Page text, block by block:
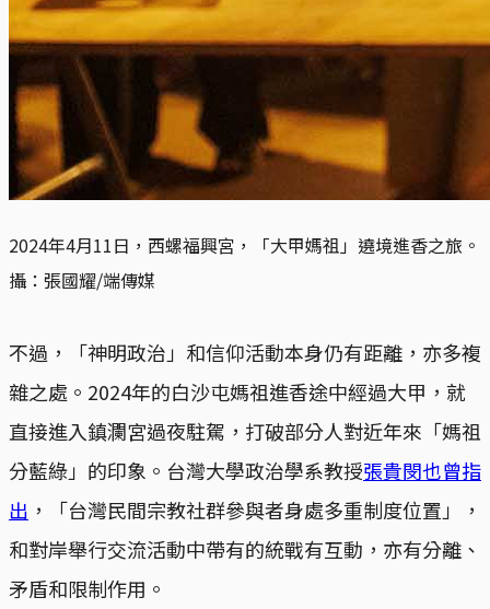
2024年4月11日，西螺福興宮，「大甲媽祖」遶境進香之旅。
攝：張國耀/端傳媒
不過，「神明政治」和信仰活動本身仍有距離，亦多複
雜之處。2024年的白沙屯媽祖進香途中經過大甲，就
直接進入鎮瀾宮過夜駐駕，打破部分人對近年來「媽祖
分藍綠」的印象。台灣大學政治學系教授張貴閔也曾指
出 ，「台灣民間宗教社群參與者身處多重制度位置」，
和對岸舉行交流活動中帶有的統戰有互動，亦有分離、
矛盾和限制作用。